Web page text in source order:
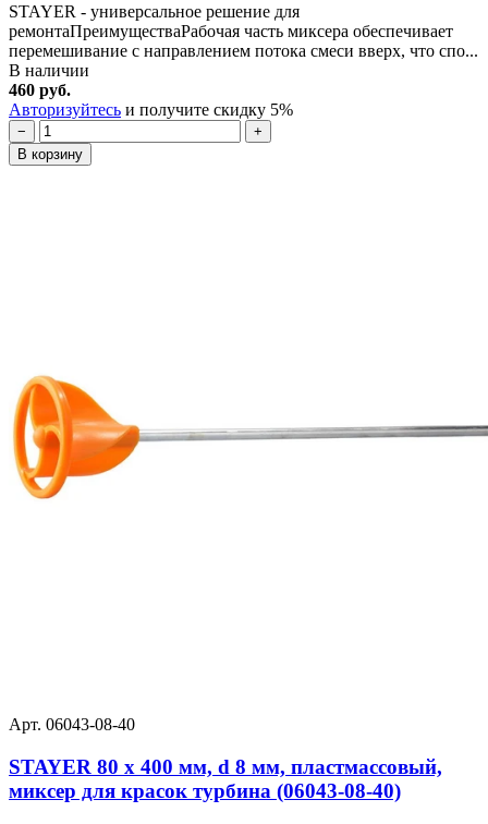
STAYER - универсальное решение для
ремонтаПреимуществаРабочая часть миксера обеспечивает
перемешивание с направлением потока смеси вверх, что спо...
В наличии
460 руб.
Авторизуйтесь и получите скидку 5%
−
+
В корзину
Арт. 06043-08-40
STAYER 80 х 400 мм, d 8 мм, пластмассовый,
миксер для красок турбина (06043-08-40)